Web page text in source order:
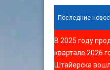
Последние
В 2025 году
квартале 2026
Штайерска